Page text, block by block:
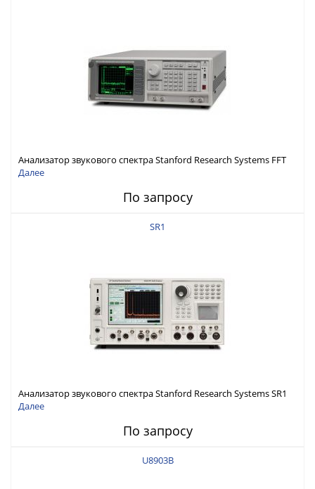
Анализатор звукового спектра Stanford Research Systems FFT
SR770
Далее
По запросу
SR1
Анализатор звукового спектра Stanford Research Systems SR1
Далее
По запросу
U8903B